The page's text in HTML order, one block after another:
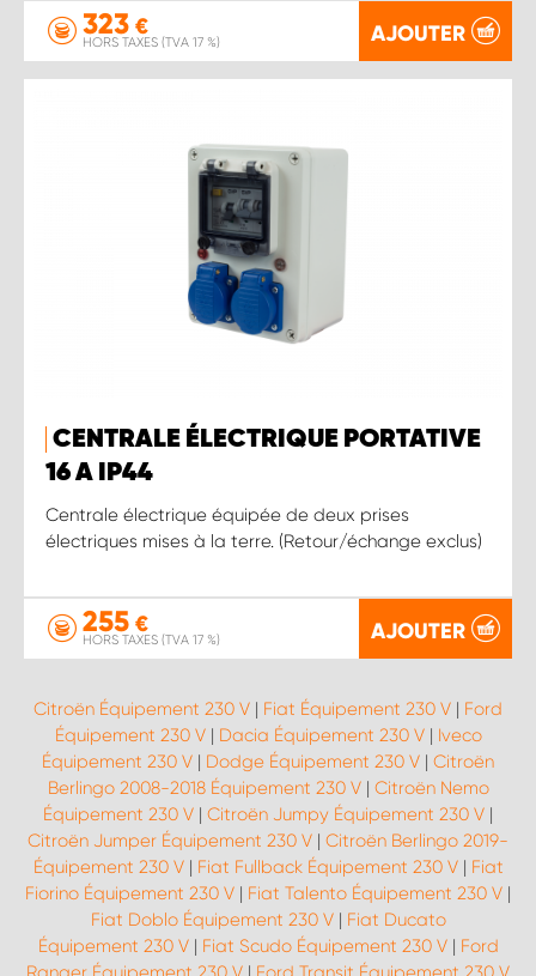
323 €
HORS TAXES (TVA 17 %) AJOUTER
CENTRALE ÉLECTRIQUE PORTATIVE
16 A IP44
Centrale électrique équipée de deux prises
électriques mises à la terre. (Retour/échange exclus)
255 €
HORS TAXES (TVA 17 %) AJOUTER
Citroën Équipement 230 V | Fiat Équipement 230 V | Ford
Équipement 230 V| Dacia Équipement 230 V| Iveco
Équipement 230 V | Dodge Équipement 230 V | Citroën
Berlingo 2008-2018 Équipement 230 V| Citroën Nemo
Équipement 230 V | Citroën Jumpy Équipement 230 V |
Citroën Jumper Équipement 230 V | Citroën Berlingo 2019-
Équipement 230 V| Fiat Fullback Équipement 230 V| Fiat
Fiorino Équipement 230 V | Fiat Talento Équipement 230 V |
Fiat Doblo Équipement 230 V| Fiat Ducato
Équipement 230 V| Fiat Scudo Équipement 230 V| Ford